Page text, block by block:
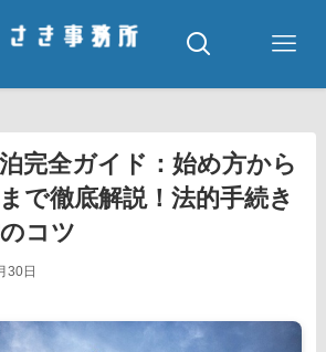
完全ガイド：始め方から
で徹底解説！法的手続き
コツ
30日